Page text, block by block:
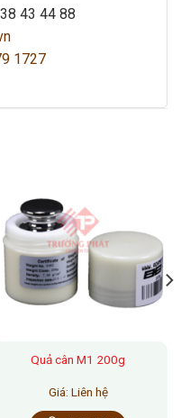
43 44 88
1727
Quả cân M1 200g
Giá: Liên hệ